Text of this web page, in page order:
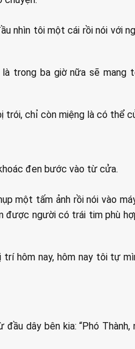
nhìn tôi một cái rồi nói với
trong ba giờ nữa sẽ mang
trói, chỉ còn miệng là có thể
đen bước vào từ cửa.
một tấm ảnh rồi nói vào
được người có trái tim phù
hôm nay, hôm nay tôi tự
dây bên kia: “Phó Thành,